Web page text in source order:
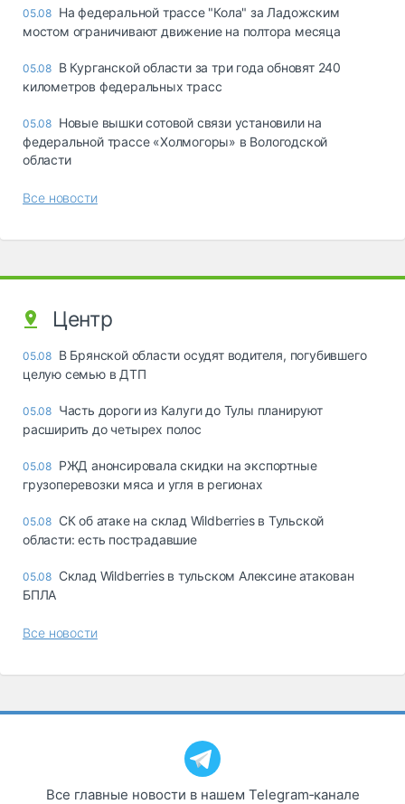
05.08 На федеральной трассе "Кола" за Ладожским
мостом ограничивают движение на полтора месяца
05.08 В Курганской области за три года обновят 240
километров федеральных трасс
05.08 Новые вышки сотовой связи установили на
федеральной трассе «Холмогоры» в Вологодской
области
Все новости
Центр
05.08 В Брянской области осудят водителя, погубившего
целую семью в ДТП
05.08 Часть дороги из Калуги до Тулы планируют
расширить до четырех полос
05.08 РЖД анонсировала скидки на экспортные
грузоперевозки мяса и угля в регионах
05.08 СК об атаке на склад Wildberries в Тульской
области: есть пострадавшие
05.08 Склад Wildberries в тульском Алексине атакован
БПЛА
Все новости
Все главные новости в нашем Telegram‑канале